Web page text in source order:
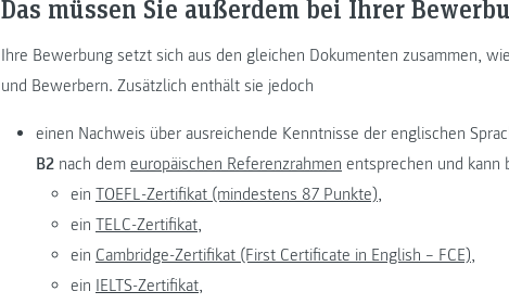
Das müssen Sie außerdem bei Ihrer
Ihre Bewerbung setzt sich aus den gleichen Dokumenten zusammen,
und Bewerbern. Zusätzlich enthält sie jedoch
einen Nachweis über ausreichende Kenntnisse der englischen
B2 nach dem europäischen Referenzrahmen entsprechen und kann
ein TOEFL-Zertifikat (mindestens 87 Punkte),
ein TELC-Zertifikat,
ein Cambridge-Zertifikat (First Certificate in English – FCE),
ein IELTS-Zertifikat,